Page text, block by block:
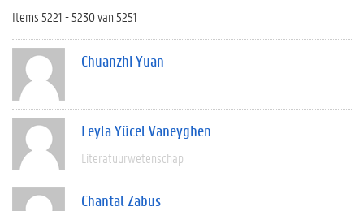
Items 5221 - 5230 van 5251
Chuanzhi Yuan
Leyla Yücel Vaneyghen
Literatuurwetenschap
Chantal Zabus